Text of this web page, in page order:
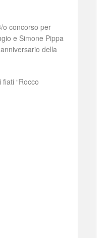
o concorso per
e Simone Pippa
della
“Rocco